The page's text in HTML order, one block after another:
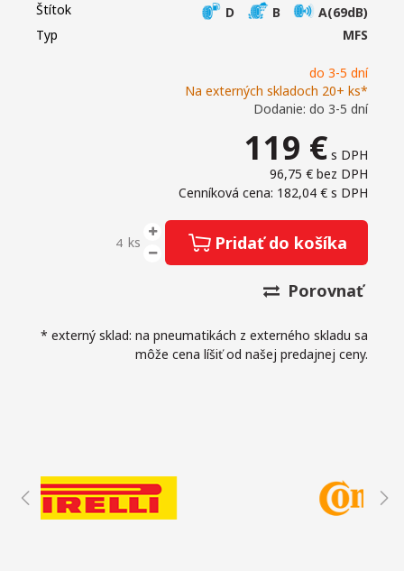
do 3-5 dní
Na externých skladoch 20+ ks*
Dodanie: do 3-5 dní
119 € s DPH
96,75 € bez DPH
Cenníková cena: 182,04 € s DPH
ks Pridať do košíka
Porovnať
* externý sklad: na pneumatikách z externého skladu sa
môže cena líšiť od našej predajnej ceny.
Štítok
D B
A(69dB)
Typ
MFS